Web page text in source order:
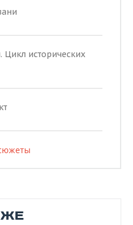
Цикл исторических